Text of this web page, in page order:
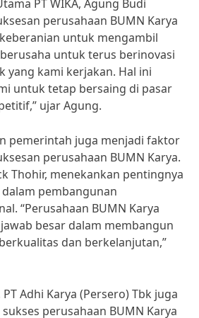
PT WIKA, Agung Budi
perusahaan BUMN Karya
untuk mengambil
untuk terus berinovasi
yang kami kerjakan. Hal ini
untuk tetap bersaing di pasar
ujar Agung.
pemerintah juga menjadi faktor
perusahaan BUMN Karya.
Thohir, menekankan pentingnya
pembangunan
“Perusahaan BUMN Karya
besar dalam membangun
dan berkelanjutan,”
PT Adhi Karya (Persero) Tbk juga
perusahaan BUMN Karya